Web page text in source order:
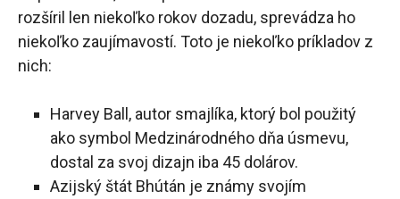
rozšíril len niekoľko rokov dozadu, sprevádza ho
niekoľko zaujímavostí. Toto je niekoľko príkladov z
nich:
Harvey Ball, autor smajlíka, ktorý bol použitý
ako symbol Medzinárodného dňa úsmevu,
dostal za svoj dizajn iba 45 dolárov.
Azijský štát Bhútán je známy svojím